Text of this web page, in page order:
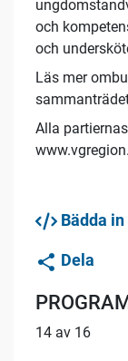
och
och
Läs mer
Alla
Bädda in
Dela
14 av 16